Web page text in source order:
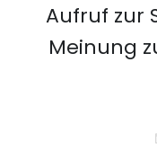
Aufruf zur
Meinung